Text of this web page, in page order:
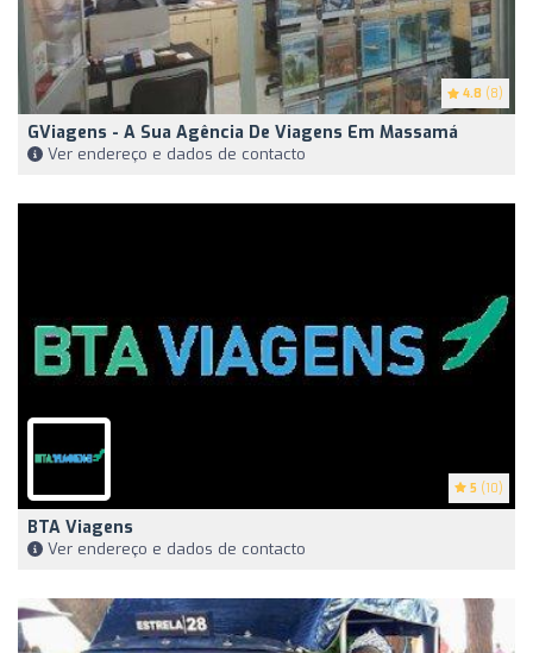
4.8 (8)
GViagens - A Sua Agência De Viagens Em Massamá
Ver endereço e dados de contacto
5 (10)
BTA Viagens
Ver endereço e dados de contacto